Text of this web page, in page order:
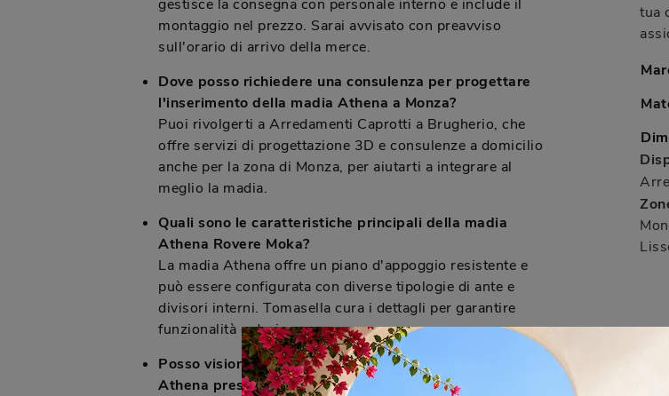
gestisce la consegna con personale interno e include il
montaggio nel prezzo. Sarai avvisato con preavviso
sull'orario di arrivo della merce.
Dove posso richiedere una consulenza per progettare
l'inserimento della madia Athena a Monza?
Puoi rivolgerti a Arredamenti Caprotti a Brugherio, che
offre servizi di progettazione 3D e consulenze a domicilio
anche per la zona di Monza, per aiutarti a integrare al
meglio la madia.
Quali sono le caratteristiche principali della madia
Athena Rovere Moka?
La madia Athena offre un piano d'appoggio resistente e
può essere configurata con diverse tipologie di ante e
divisori interni. Tomasella cura i dettagli per garantire
funzionalità e design.
Posso visionare i campioni di finitura per la madia
Athena presso il negozio vicino a Desio?
tua